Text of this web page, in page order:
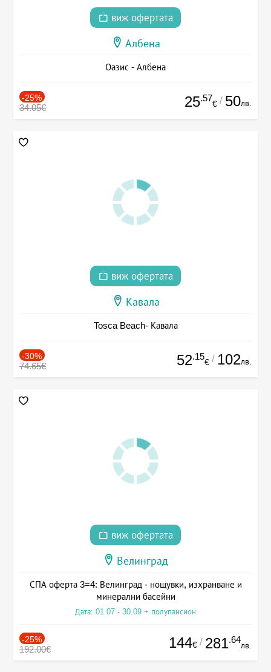
виж офертата
Албена
Оазис - Албена
-25%
34.05€ 25.57
€ / 50лв.
виж офертата
Кавала
Tosca Beach- Кавала
-30%
74.65€ 52.15
€ / 102лв.
виж офертата
Велинград
СПА оферта 3=4: Велинград - нощувки, изхранване и
минерални басейни
Дата: 01.07 - 30.09 + полупансион
-25%
192.00€ 144€ / 281.64
лв.